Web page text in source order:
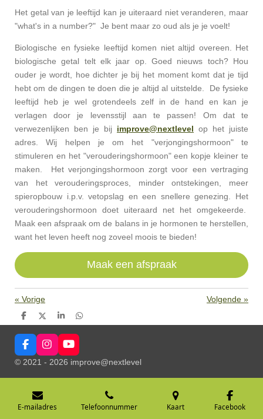
Het getal van je leeftijd kan je uiteraard niet veranderen, maar
"what's in a number?" Je bent maar zo oud als je je voelt!
Biologische en fysieke leeftijd komen niet altijd overeen. Het
biologische getal telt elk jaar op. Goed nieuws toch? Hou
ouder je wordt, hoe dichter je bij het moment komt dat je tijd
hebt om de dingen te doen die je altijd al uitstelde. De fysieke
leeftijd heb je wel grotendeels zelf in de hand en kan je
verlagen door je levensstijl aan te passen! Om dat te
verwezenlijken ben je bij improve@nextlevel op het juiste
adres. Wij helpen je om het "verjongingshormoon" te
stimuleren en het "verouderingshormoon" een kopje kleiner te
maken. Het verjongingshormoon zorgt voor een vertraging
van het verouderingsproces, minder ontstekingen, meer
spieropbouw i.p.v. vetopslag en een snellere genezing. Het
verouderingshormoon doet uiteraard net het omgekeerde.
Maak een afspraak om de balans in je hormonen te herstellen,
want het leven heeft nog zoveel moois te bieden!
Maak een afspraak
« Vorige Volgende »
D
e
l
e
n
D
e
e
l
S
h
a
D
e
l
n
F
a
c
e
o
I
n
s
t
r
Y
o
u
T
© 2021 - 2026 improve@nextlevel
E-mailadres Telefoonnummer Kaart Facebook